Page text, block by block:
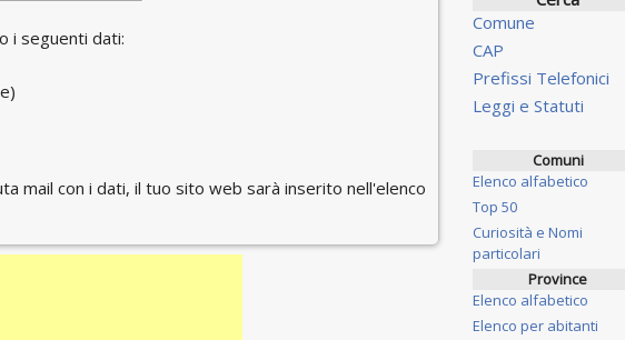
i seguenti dati:
mail con i dati, il tuo sito web sarà inserito nell'elenco
Comune
CAP
Prefissi Telefonici
Leggi e Statuti
Comuni
Elenco alfabetico
Top 50
Curiosità e Nomi
particolari
Province
Elenco alfabetico
Elenco per abitanti